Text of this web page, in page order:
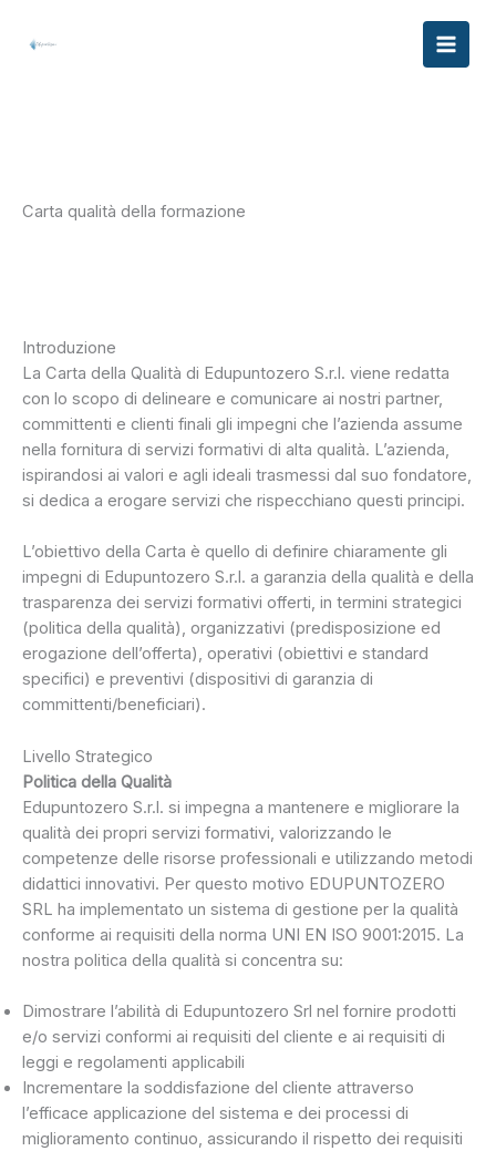
Carta qualità della formazione
Introduzione
La Carta della Qualità di Edupuntozero S.r.l. viene redatta
con lo scopo di delineare e comunicare ai nostri partner,
committenti e clienti finali gli impegni che l’azienda assume
nella fornitura di servizi formativi di alta qualità. L’azienda,
ispirandosi ai valori e agli ideali trasmessi dal suo fondatore,
si dedica a erogare servizi che rispecchiano questi principi.
L’obiettivo della Carta è quello di definire chiaramente gli
impegni di Edupuntozero S.r.l. a garanzia della qualità e della
trasparenza dei servizi formativi offerti, in termini strategici
(politica della qualità), organizzativi (predisposizione ed
erogazione dell’offerta), operativi (obiettivi e standard
specifici) e preventivi (dispositivi di garanzia di
committenti/beneficiari).
Livello Strategico
Politica della Qualità
Edupuntozero S.r.l. si impegna a mantenere e migliorare la
qualità dei propri servizi formativi, valorizzando le
competenze delle risorse professionali e utilizzando metodi
didattici innovativi. Per questo motivo EDUPUNTOZERO
SRL ha implementato un sistema di gestione per la qualità
conforme ai requisiti della norma UNI EN ISO 9001:2015. La
nostra politica della qualità si concentra su:
Dimostrare l’abilità di Edupuntozero Srl nel fornire prodotti
e/o servizi conformi ai requisiti del cliente e ai requisiti di
leggi e regolamenti applicabili
Incrementare la soddisfazione del cliente attraverso
l’efficace applicazione del sistema e dei processi di
miglioramento continuo, assicurando il rispetto dei requisiti